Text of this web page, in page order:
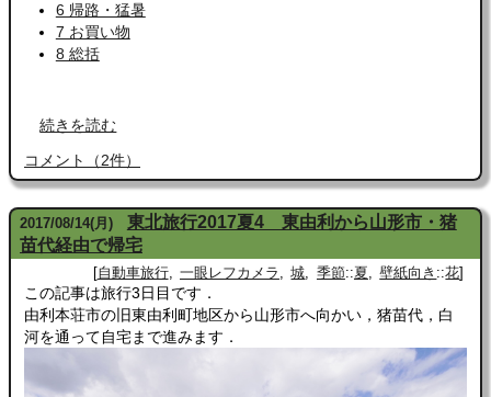
6 帰路・猛暑
7 お買い物
8 総括
続きを読む
コメント （2件）
2017/08/14(月)
東北旅行2017夏4 東由利から山形市・猪
苗代経由で帰宅
自動車旅行 一眼レフカメラ 城 季節::夏 壁紙向き ::花
この記事は旅行3日目です．
由利本荘市の旧東由利町地区から山形市へ向かい，猪苗代，白
河を通って自宅まで進みます．